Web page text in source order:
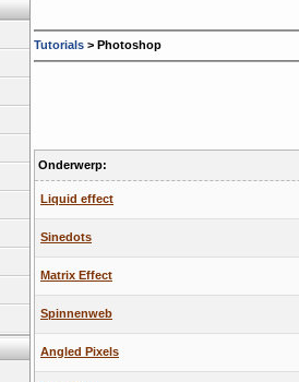
Tutorials > Photoshop
Onderwerp:
Liquid effect
Sinedots
Matrix Effect
Spinnenweb
Angled Pixels